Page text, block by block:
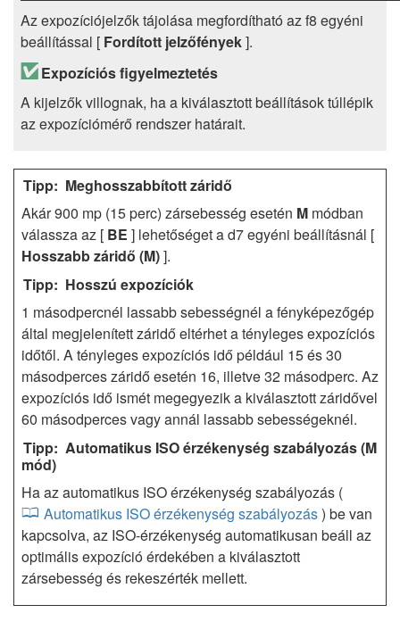
Az expozíciójelzők tájolása megfordítható az f8 egyéni
beállítással [ Fordított jelzőfények].
Expozíciós figyelmeztetés
A kijelzők villognak, ha a kiválasztott beállítások túllépik
az expozíciómérő rendszer határait.
Meghosszabbított záridő
Akár 900 mp (15 perc) zársebesség esetén M módban
válassza az [ BE ] lehetőséget a d7 egyéni beállításnál [
Hosszabb záridő (M)].
Hosszú expozíciók
1 másodpercnél lassabb sebességnél a fényképezőgép
által megjelenített záridő eltérhet a tényleges expozíciós
időtől. A tényleges expozíciós idő például 15 és 30
másodperces záridő esetén 16, illetve 32 másodperc. Az
expozíciós idő ismét megegyezik a kiválasztott záridővel
60 másodperces vagy annál lassabb sebességeknél.
Automatikus ISO érzékenység szabályozás (M
mód)
Ha az automatikus ISO érzékenység szabályozás (
Automatikus ISO érzékenység szabályozás) be van
kapcsolva, az ISO-érzékenység automatikusan beáll az
optimális expozíció érdekében a kiválasztott
zársebesség és rekeszérték mellett.